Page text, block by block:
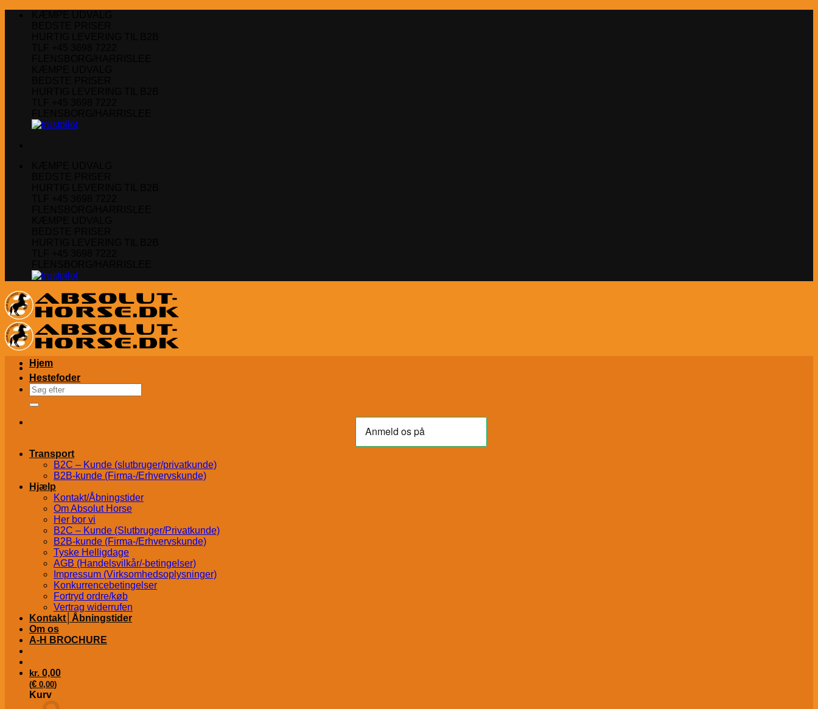
Søg
efter:
Transport
B2C – Kunde (slutbruger/privatkunde)
B2B-kunde (Firma-/Erhvervskunde)
Hjælp
Kontakt/Åbningstider
Om Absolut Horse
Her bor vi
B2C – Kunde (Slutbruger/Privatkunde)
B2B-kunde (Firma-/Erhvervskunde)
Tyske Helligdage
AGB (Handelsvilkår/-betingelser)
Impressum (Virksomhedsoplysninger)
Konkurrencebetingelser
Fortryd ordre/køb
Vertrag widerrufen
Kontakt│Åbningstider
Om os
A-H BROCHURE
kr. 0,00
(€ 0,00)
Kurv
Hjem
Hestefoder